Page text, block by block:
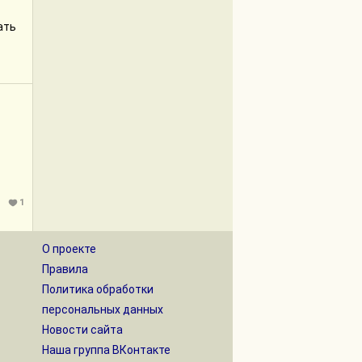
1
О проекте
Правила
Политика обработки
персональных данных
Новости сайта
Наша группа ВКонтакте